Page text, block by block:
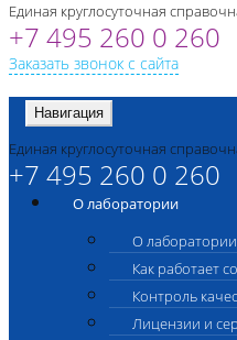
Единая круглосуточная
+7 495 260 0 260
Заказать звонок с сайта
Навигация
Единая круглосуточная
+7 495 260 0 260
О лаборатории
О лаборатории
Как работает
Контроль
Лицензии и